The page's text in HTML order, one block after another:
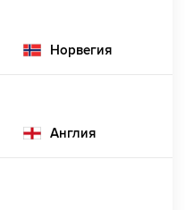
Норвегия
Англия